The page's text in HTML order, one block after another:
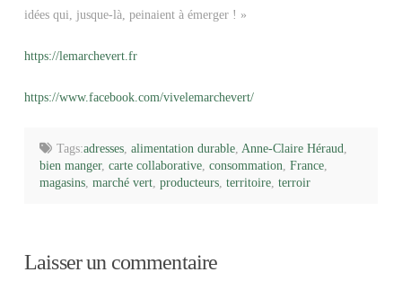
idées qui, jusque-là, peinaient à émerger ! »
https://lemarchevert.fr
https://www.facebook.com/vivelemarchevert/
Tags:adresses, alimentation durable, Anne-Claire Héraud,
bien manger,carte collaborative,consommation,France,
magasins,marché vert,producteurs,territoire,terroir
Laisser un commentaire